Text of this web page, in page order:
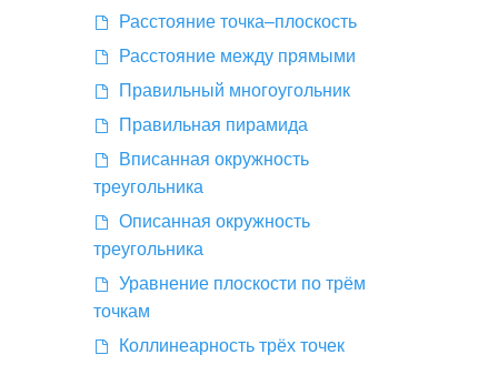
Расстояние точка–плоскость
Расстояние между прямыми
Правильный многоугольник
Правильная пирамида
Вписанная окружность
треугольника
Описанная окружность
треугольника
Уравнение плоскости по трём
точкам
Коллинеарность трёх точек